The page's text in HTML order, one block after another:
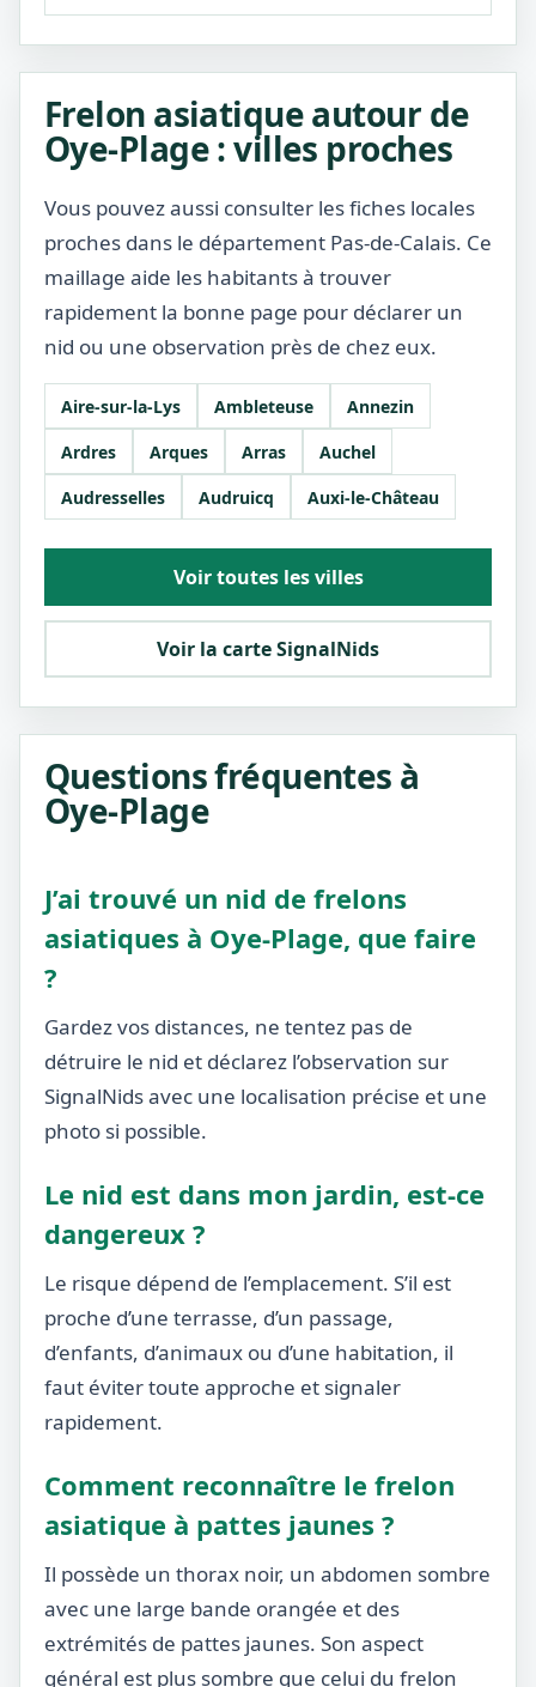
Frelon asiatique autour de
Oye-Plage : villes proches
Vous pouvez aussi consulter les fiches locales
proches dans le département Pas-de-Calais. Ce
maillage aide les habitants à trouver
rapidement la bonne page pour déclarer un
nid ou une observation près de chez eux.
Aire-sur-la-Lys Ambleteuse
Annezin
Ardres
Arques Arras
Auchel
Audresselles
Audruicq Auxi-le-Château
Voir toutes les villes
Voir la carte SignalNids
Questions fréquentes à
Oye-Plage
J’ai trouvé un nid de frelons
asiatiques à Oye-Plage, que faire
?
Gardez vos distances, ne tentez pas de
détruire le nid et déclarez l’observation sur
SignalNids avec une localisation précise et une
photo si possible.
Le nid est dans mon jardin, est-ce
dangereux ?
Le risque dépend de l’emplacement. S’il est
proche d’une terrasse, d’un passage,
d’enfants, d’animaux ou d’une habitation, il
faut éviter toute approche et signaler
rapidement.
Comment reconnaître le frelon
asiatique à pattes jaunes ?
Il possède un thorax noir, un abdomen sombre
avec une large bande orangée et des
extrémités de pattes jaunes. Son aspect
général est plus sombre que celui du frelon